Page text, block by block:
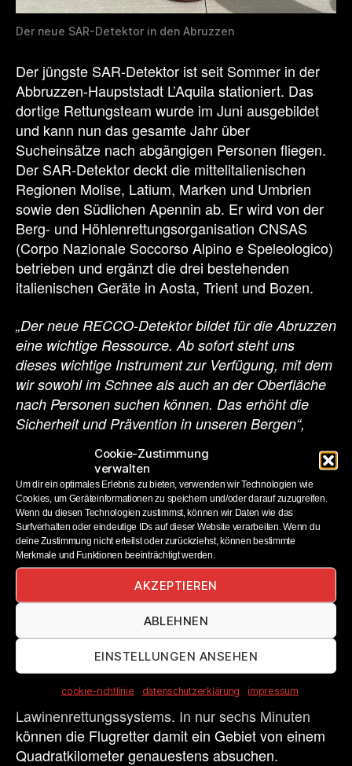
Cookie-Zustimmung
verwalten
Um dir ein optimales Erlebnis zu bieten, verwenden wir Technologien wie
Cookies, um Geräteinformationen zu speichern und/oder darauf zuzugreifen.
Wenn du diesen Technologien zustimmst, können wir Daten wie das
Surfverhalten oder eindeutige IDs auf dieser Website verarbeiten. Wenn du
deine Zustimmung nicht erteilst oder zurückziehst, können bestimmte
Merkmale und Funktionen beeinträchtigt werden.
AKZEPTIEREN
ABLEHNEN
EINSTELLUNGEN ANSEHEN
cookie-richtlinie datenschutzerklärung impressum
Der neue SAR-Detektor in den Abruzzen
Der jüngste SAR-Detektor ist seit Sommer in der
Abbruzzen-Haupststadt L’Aquila stationiert. Das
dortige Rettungsteam wurde im Juni ausgebildet
und kann nun das gesamte Jahr über
Sucheinsätze nach abgängigen Personen fliegen.
Der SAR-Detektor deckt die mittelitalienischen
Regionen Molise, Latium, Marken und Umbrien
sowie den Südlichen Apennin ab. Er wird von der
Berg- und Höhlenrettungsorganisation CNSAS
(Corpo Nazionale Soccorso Alpino e Speleologico)
betrieben und ergänzt die drei bestehenden
italienischen Geräte in Aosta, Trient und Bozen.
„Der neue RECCO-Detektor bildet für die Abruzzen
eine wichtige Ressource. Ab sofort steht uns
dieses wichtige Instrument zur Verfügung, mit dem
wir sowohl im Schnee als auch an der Oberfläche
nach Personen suchen können. Das erhöht die
Sicherheit und Prävention in unseren Bergen“,
Die RECCO-Technologie wird seit vielen Jahren
als elektronische Methode zur
Lawinenverschüttetensuche eingesetzt – auch in
Italien, wo Bergretter schon lange am Boden mit
RECCO-Detektoren arbeiten. Der SAR-Helikopter-
Detektorerweitert den Anwendungsbereich der
RECCO-Technologie um die ganzjährige Rettung
von Personen, die in der freien Natur vermisst
werden. Dieser am Helikopter hängende, 80 kg
schwere Detektor ist eine Weiterentwicklung des
seit 1983 etablierten RECCO
Lawinenrettungssystems. In nur sechs Minuten
können die Flugretter damit ein Gebiet von einem
Quadratkilometer genauestens absuchen.